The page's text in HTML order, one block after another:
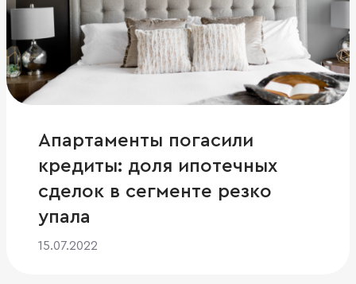
Апартаменты погасили
кредиты: доля ипотечных
сделок в сегменте резко
упала
15.07.2022